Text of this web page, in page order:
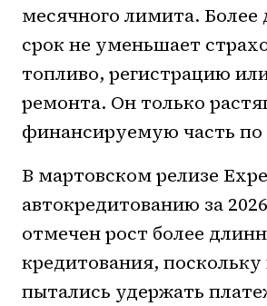
месячного лимита.
срок не уменьшает
топливо, регистрацию
ремонта. Он только
финансируемую часть по
В мартовском релизе
автокредитованию за
отмечен рост более
кредитования,
пытались удержать